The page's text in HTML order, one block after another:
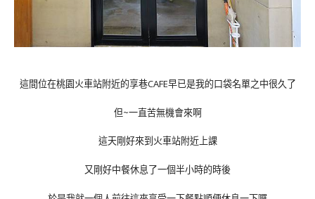
這間位在桃園火車站附近的享巷CAFE早已是我的口袋名單之中很久了
但~一直苦無機會來啊
這天剛好來到火車站附近上課
又剛好中餐休息了一個半小時的時後